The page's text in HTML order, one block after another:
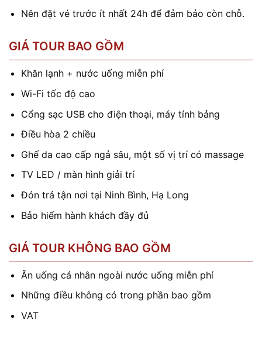
Nên đặt vé trước ít nhất 24h để đảm bảo còn chỗ.
GIÁ TOUR BAO GỒM
Khăn lạnh + nước uống miễn phí
Wi-Fi tốc độ cao
Cổng sạc USB cho điện thoại, máy tính bảng
Điều hòa 2 chiều
Ghế da cao cấp ngả sâu, một số vị trí có massage
TV LED / màn hình giải trí
Đón trả tận nơi tại Ninh Bình, Hạ Long
Bảo hiểm hành khách đầy đủ
GIÁ TOUR KHÔNG BAO GỒM
Ăn uống cá nhân ngoài nước uống miễn phí
Những điều không có trong phần bao gồm
VAT